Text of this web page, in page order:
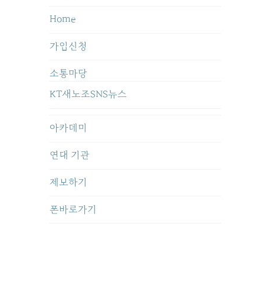
Home
가입신청
소통마당
KT새노조SNS뉴스
아카데미
연대 기관
제보하기
폰바로가기